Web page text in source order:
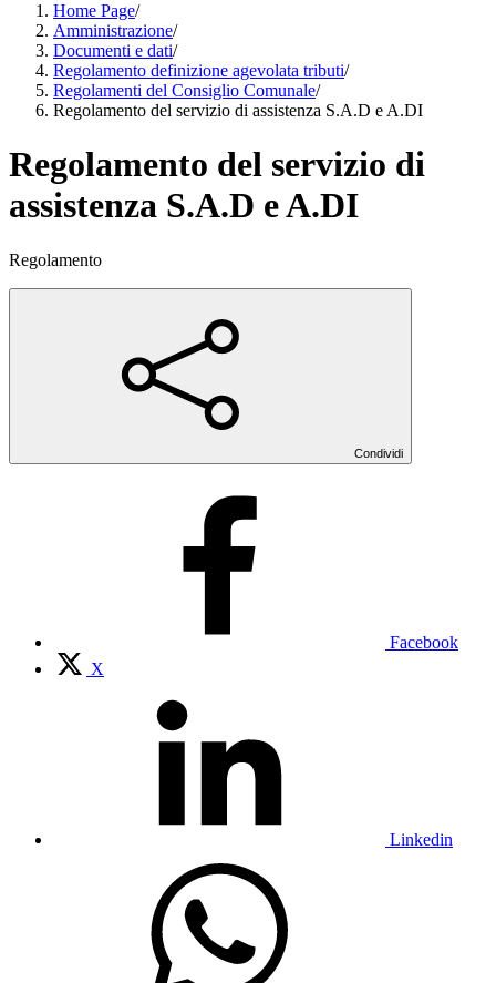
Home Page/
Amministrazione/
Documenti e dati/
Regolamento definizione agevolata tributi/
Regolamenti del Consiglio Comunale/
Regolamento del servizio di assistenza S.A.D e A.DI
Regolamento del servizio di
assistenza S.A.D e A.DI
Regolamento
Condividi
Facebook
X
Linkedin